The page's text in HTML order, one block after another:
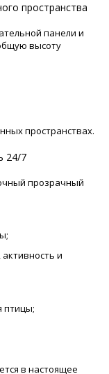
пространства
панели и
высоту
пространствах.
24/7
прозрачный
и
птицы;
в настоящее